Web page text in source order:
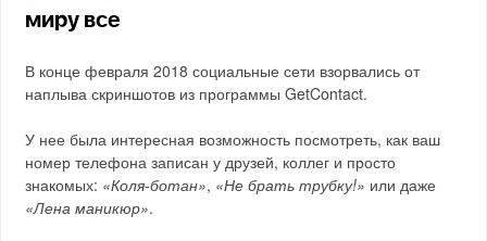
миру все
В конце февраля 2018 социальные сети взорвались от
наплыва скриншотов из программы GetContact.
У нее была интересная возможность посмотреть, как ваш
номер телефона записан у друзей, коллег и просто
знакомых: «Коля-ботан», «Не брать трубку!» или даже
«Лена маникюр».